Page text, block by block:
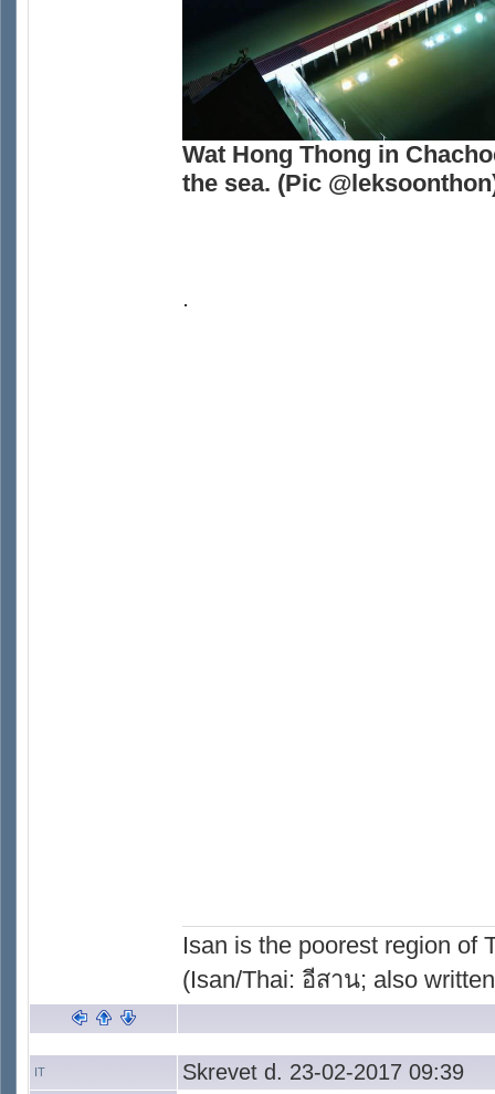
Wat Hong Thong in
the sea. (Pic
.
Isan is the poorest region of
(Isan/Thai: อีสาน; also
IT Skrevet d. 23-02-2017 09:39